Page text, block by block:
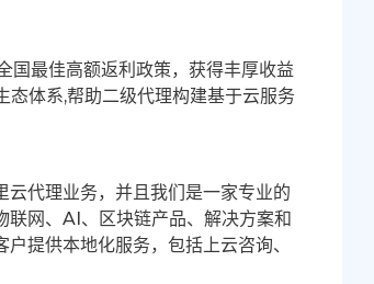
国最佳高额返利政策，获得丰厚收益
体系,帮助二级代理构建基于云服务
代理业务，并且我们是一家专业的
联网、AI、区块链产品、解决方案和
提供本地化服务，包括上云咨询、